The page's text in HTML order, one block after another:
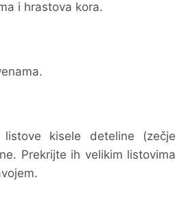
i hrastova kora.
kisele deteline (zečje
Prekrijte ih velikim listovima